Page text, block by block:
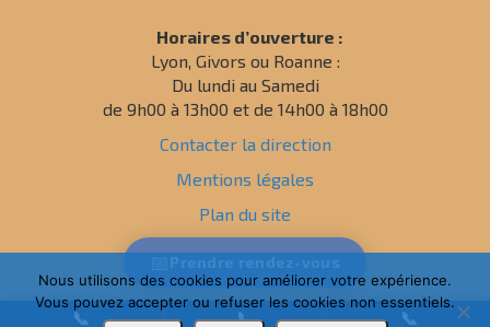
Horaires d’ouverture :
Lyon, Givors ou Roanne :
Du lundi au Samedi
de 9h00 à 13h00 et de 14h00 à 18h00
Contacter la direction
Mentions légales
Plan du site
Politique de confidentialité
📞 📞 📞
Nous utilisons des cookies pour améliorer votre expérience.
Vous pouvez accepter ou refuser les cookies non essentiels.